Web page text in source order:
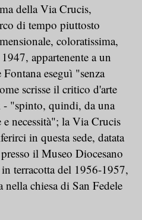
della Via Crucis,
di tempo piuttosto
coloratissima,
appartenente a un
eseguì "senza
scrisse il critico d'arte
"spinto, quindi, da una
necessità"; la Via Crucis
in questa sede, datata
il Museo Diocesano
terracotta del 1956-1957,
chiesa di San Fedele